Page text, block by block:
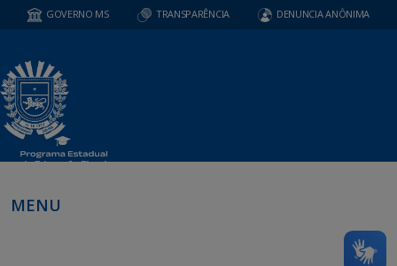
GOVERNO MS TRANSPARÊNCIA DENUNCIA ANÔNIMA
MENU